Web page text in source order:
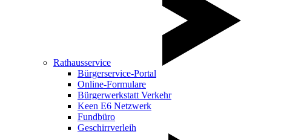
Rathausservice
Bürgerservice-Portal
Online-Formulare
Bürgerwerkstatt Verkehr
Keen E6 Netzwerk
Fundbüro
Geschirrverleih